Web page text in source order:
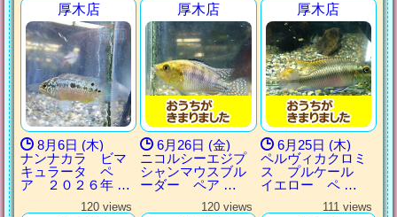
厚木店
8月6日 (木)
ナンナカラ ビマ
キュラータ ペ
ア ２０２６年 …
厚木店
6月26日 (金)
ニコルシーエジプ
シャンマウスブル
ーダー ペア …
厚木店
6月25日 (木)
ペルヴィカクロミ
ス プルケール
イエロー ペ …
120 views 120 views 111 views